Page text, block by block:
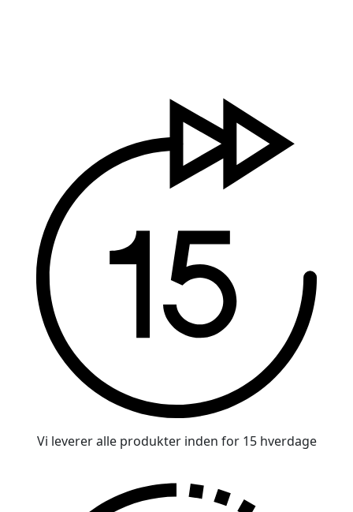
Vi leverer alle produkter inden for 15 hverdage